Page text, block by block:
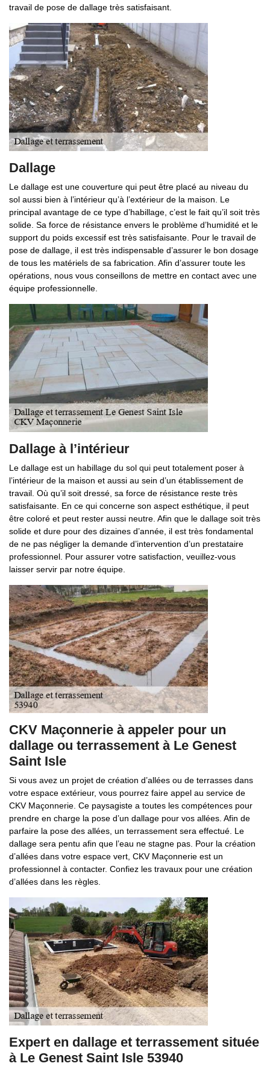
travail de pose de dallage très satisfaisant.
Dallage
Le dallage est une couverture qui peut être placé au niveau du
sol aussi bien à l’intérieur qu’à l’extérieur de la maison. Le
principal avantage de ce type d’habillage, c’est le fait qu’il soit très
solide. Sa force de résistance envers le problème d’humidité et le
support du poids excessif est très satisfaisante. Pour le travail de
pose de dallage, il est très indispensable d’assurer le bon dosage
de tous les matériels de sa fabrication. Afin d’assurer toute les
opérations, nous vous conseillons de mettre en contact avec une
équipe professionnelle.
Dallage à l’intérieur
Le dallage est un habillage du sol qui peut totalement poser à
l’intérieur de la maison et aussi au sein d’un établissement de
travail. Où qu’il soit dressé, sa force de résistance reste très
satisfaisante. En ce qui concerne son aspect esthétique, il peut
être coloré et peut rester aussi neutre. Afin que le dallage soit très
solide et dure pour des dizaines d’année, il est très fondamental
de ne pas négliger la demande d’intervention d’un prestataire
professionnel. Pour assurer votre satisfaction, veuillez-vous
laisser servir par notre équipe.
CKV Maçonnerie à appeler pour un
dallage ou terrassement à Le Genest
Saint Isle
Si vous avez un projet de création d’allées ou de terrasses dans
votre espace extérieur, vous pourrez faire appel au service de
CKV Maçonnerie. Ce paysagiste a toutes les compétences pour
prendre en charge la pose d’un dallage pour vos allées. Afin de
parfaire la pose des allées, un terrassement sera effectué. Le
dallage sera pentu afin que l’eau ne stagne pas. Pour la création
d’allées dans votre espace vert, CKV Maçonnerie est un
professionnel à contacter. Confiez les travaux pour une création
d’allées dans les règles.
Expert en dallage et terrassement située
à Le Genest Saint Isle 53940